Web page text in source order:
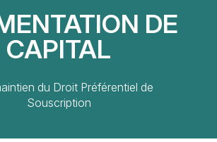
DE
CAPITAL
du Droit Préférentiel de
Souscription